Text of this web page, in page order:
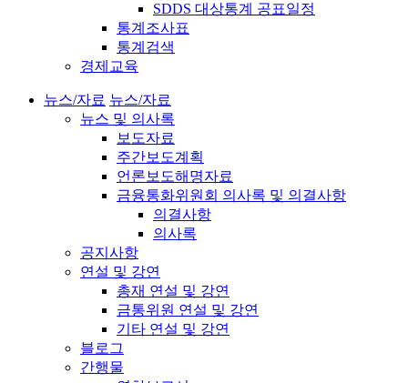
SDDS 대상통계 공표일정
통계조사표
통계검색
경제교육
뉴스/자료 뉴스/자료
뉴스 및 의사록
보도자료
주간보도계획
언론보도해명자료
금융통화위원회 의사록 및 의결사항
의결사항
의사록
공지사항
연설 및 강연
총재 연설 및 강연
금통위원 연설 및 강연
기타 연설 및 강연
블로그
간행물